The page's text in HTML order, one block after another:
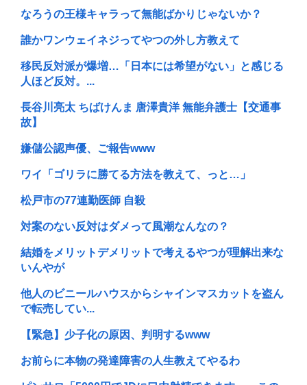
なろうの王様キャラって無能ばかりじゃないか？
誰かワンウェイネジってやつの外し方教えて
移民反対派が爆増…「日本には希望がない」と感じる
人ほど反対。...
長谷川亮太 ちばけんま 唐澤貴洋 無能弁護士【交通事
故】
嫌儲公認声優、ご報告www
ワイ「ゴリラに勝てる方法を教えて、っと…」
松戸市の77連勤医師 自殺
対案のない反対はダメって風潮なんなの？
結婚をメリットデメリットで考えるやつが理解出来な
いんやが
他人のビニールハウスからシャインマスカットを盗ん
で転売してい...
【緊急】少子化の原因、判明するwww
お前らに本物の発達障害の人生教えてやるわ